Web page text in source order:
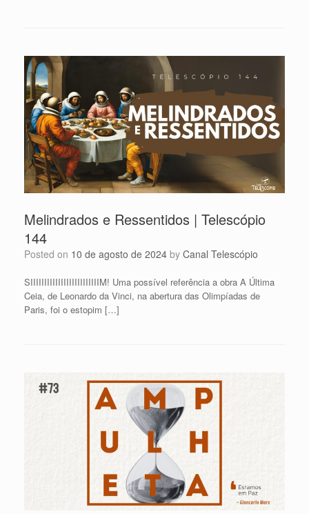
Melindrados e Ressentidos | Telescópio
144
Posted on 10 de agosto de 2024 by Canal Telescópio
SIIIIIIIIIIIIIIIIIIIIIIIIIM! Uma possível referência a obra A Última
Ceia, de Leonardo da Vinci, na abertura das Olimpíadas de
Paris, foi o estopim […]